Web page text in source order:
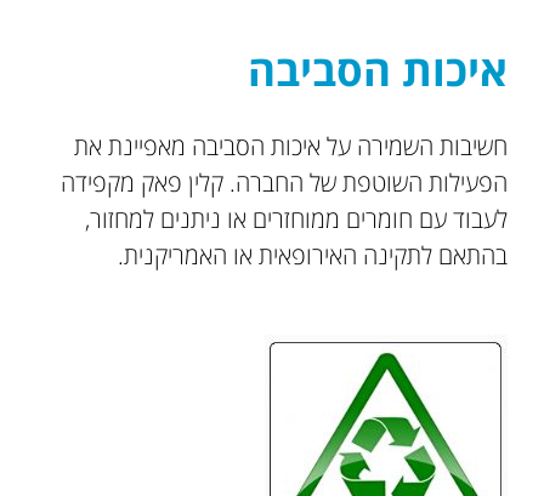
איכות הסביבה
חשיבות השמירה על איכות הסביבה מאפיינת את
הפעילות השוטפת של החברה. קלין פאק מקפידה
לעבוד עם חומרים ממוחזרים או ניתנים למחזור,
בהתאם לתקינה האירופאית או האמריקנית.